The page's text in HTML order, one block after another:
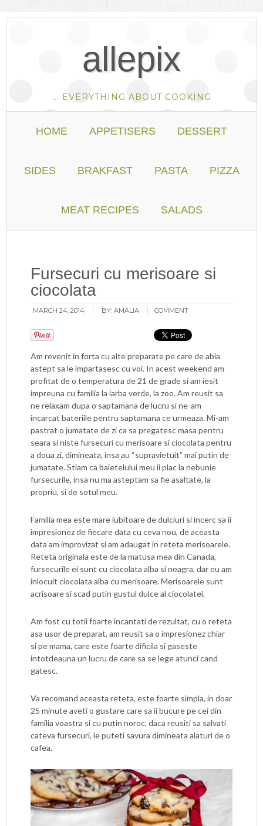
allepix
... EVERYTHING ABOUT COOKING
HOME APPETISERS DESSERT
SIDES BRAKFAST PASTA PIZZA
MEAT RECIPES SALADS
Fursecuri cu merisoare si
ciocolata
MARCH 24, 2014 BY:AMALIA COMMENT
Am revenit in forta cu alte preparate pe care de abia
astept sa le impartasesc cu voi. In acest weekend am
profitat de o temperatura de 21 de grade si am iesit
impreuna cu familia la iarba verde, la zoo. Am reusit sa
ne relaxam dupa o saptamana de lucru si ne-am
incarcat bateriile pentru saptamana ce urmeaza. Mi-am
pastrat o jumatate de zi ca sa pregatesc masa pentru
seara si niste fursecuri cu merisoare si ciocolata pentru
a doua zi, dimineata, insa au “supravietuit” mai putin de
jumatate. Stiam ca baietelului meu ii plac la nebunie
fursecurile, insa nu ma asteptam sa fie asaltate, la
propriu, si de sotul meu.
Familia mea este mare iubitoare de dulciuri si incerc sa ii
impresionez de fiecare data cu ceva nou, de aceasta
data am improvizat si am adaugat in reteta merisoarele.
Reteta originala este de la matusa mea din Canada,
fursecurile ei sunt cu ciocolata alba si neagra, dar eu am
inlocuit ciocolata alba cu merisoare. Merisoarele sunt
acrisoare si scad putin gustul dulce al ciocolatei.
Am fost cu totii foarte incantati de rezultat, cu o reteta
asa usor de preparat, am reusit sa o impresionez chiar
si pe mama, care este foarte dificila si gaseste
intotdeauna un lucru de care sa se lege atunci cand
gatesc.
Va recomand aceasta reteta, este foarte simpla, in doar
25 minute aveti o gustare care sa ii bucure pe cei din
familia voastra si cu putin noroc, daca reusiti sa salvati
cateva fursecuri, le puteti savura dimineata alaturi de o
cafea.